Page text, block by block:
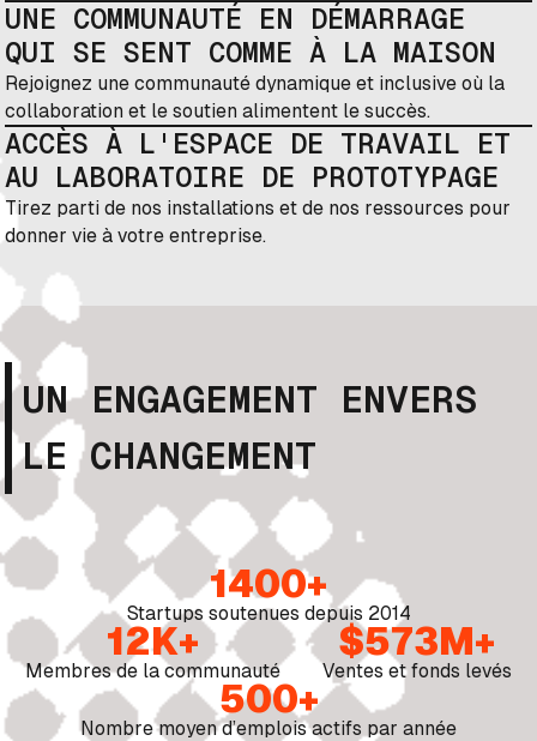
UNE COMMUNAUTÉ EN DÉMARRAGE
QUI SE SENT COMME À LA MAISON
Rejoignez une communauté dynamique et inclusive où la
collaboration et le soutien alimentent le succès.
ACCÈS À L'ESPACE DE TRAVAIL ET
AU LABORATOIRE DE PROTOTYPAGE
Tirez parti de nos installations et de nos ressources pour
donner vie à votre entreprise.
UN ENGAGEMENT ENVERS
LE CHANGEMENT
1400+
Startups soutenues depuis 2014
12K+
Membres de la communauté
$573M+
Ventes et fonds levés
500+
Nombre moyen d’emplois actifs par année